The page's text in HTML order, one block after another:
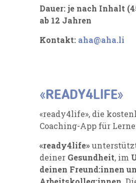
Dauer: je nach Inhalt
ab 12 Jahren
Kontakt: aha@aha.li
«READY4LIFE»
«ready4life», die
Coaching-App für
«ready4life»
deiner Gesundheit, im
deinen Freund:innen